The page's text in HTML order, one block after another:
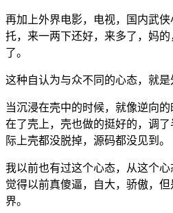
再加上外界电影，电视，国内武
托，来一两下还好，来多了，妈
了。
这种自认为与众不同的心态，就是
当沉浸在壳中的时候，就像逆向
在了壳上，壳也做的挺好的，调
际上壳都没脱掉，源码都没见到。
我以前也有过这个心态，从这个心
觉得以前真傻逼，自大，骄傲，
界。